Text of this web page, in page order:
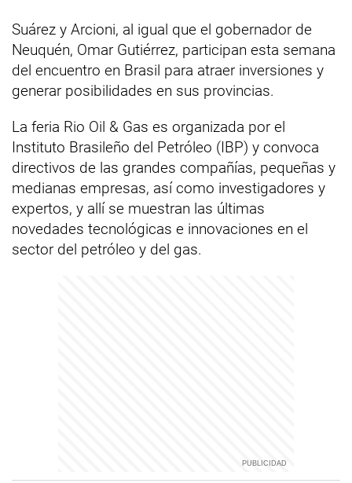
Suárez y Arcioni, al igual que el gobernador de
Neuquén, Omar Gutiérrez, participan esta semana
del encuentro en Brasil para atraer inversiones y
generar posibilidades en sus provincias.
La feria Rio Oil & Gas es organizada por el
Instituto Brasileño del Petróleo (IBP) y convoca
directivos de las grandes compañías, pequeñas y
medianas empresas, así como investigadores y
expertos, y allí se muestran las últimas
novedades tecnológicas e innovaciones en el
sector del petróleo y del gas.